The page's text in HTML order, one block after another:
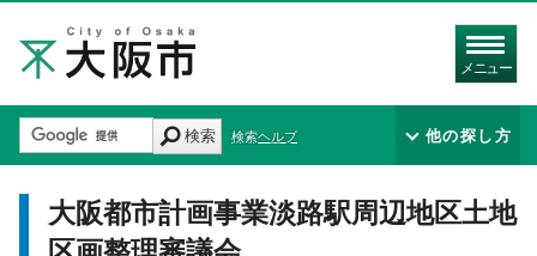
メニュー
検索 検索ヘルプ 他の探し方
大阪都市計画事業淡路駅周辺地区土地